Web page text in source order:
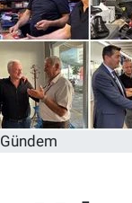
Gündem